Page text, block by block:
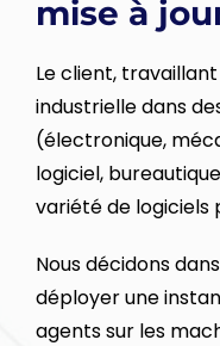
mise à
Le client,
industrielle dans
(électronique,
logiciel,
variété de logiciels
Nous décidons
déployer une
agents sur les